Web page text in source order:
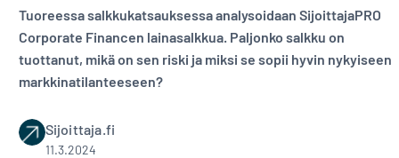
Tuoreessa salkkukatsauksessa analysoidaan SijoittajaPRO
Corporate Financen lainasalkkua. Paljonko salkku on
tuottanut, mikä on sen riski ja miksi se sopii hyvin nykyiseen
markkinatilanteeseen?
Sijoittaja.fi
11.3.2024